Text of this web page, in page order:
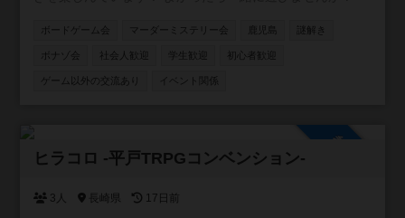
ボードゲーム会 マーダーミステリー会 鹿児島 謎解き
ボナゾ会 社会人歓迎 学生歓迎 初心者歓迎
ゲーム以外の交流あり イベント関係
ヒラコロ -平戸TRPGコンベンション-
3人 長崎県 17日前